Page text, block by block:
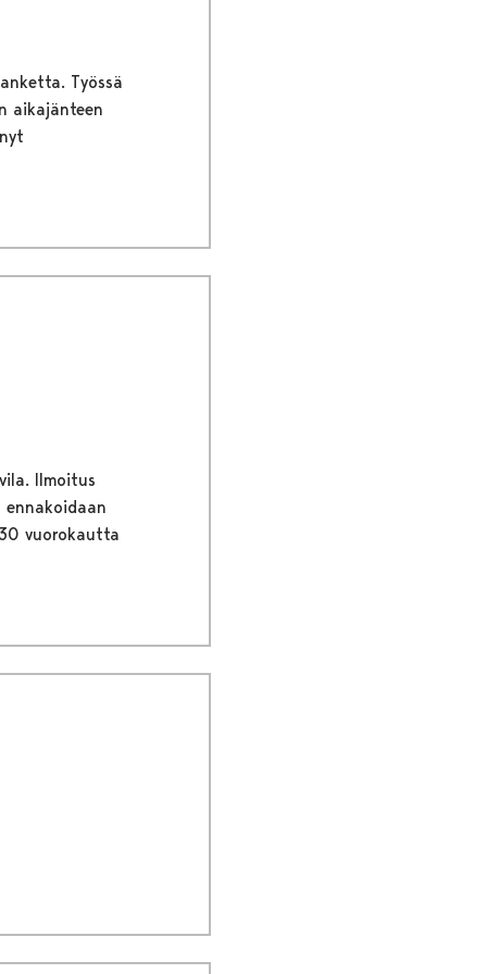
Työssä
aikajänteen
Ilmoitus
vuorokautta